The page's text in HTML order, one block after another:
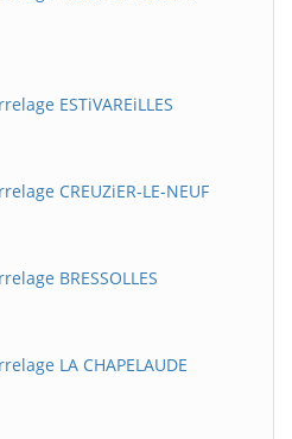
ESTiVAREiLLES
CREUZiER-LE-NEUF
BRESSOLLES
LA CHAPELAUDE